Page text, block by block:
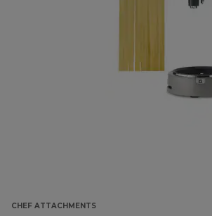
CHEF ATTACHMENTS